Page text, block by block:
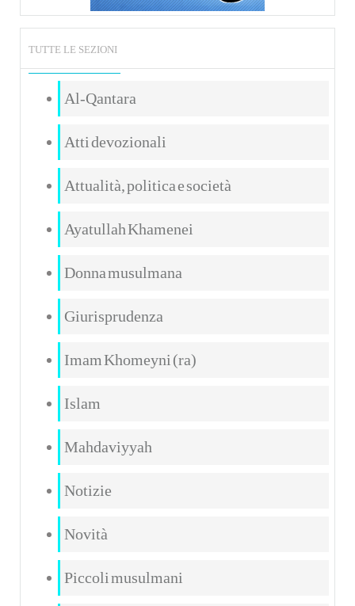
TUTTE LE SEZIONI
Al-Qantara
Atti devozionali
Attualità, politica e società
Ayatullah Khamenei
Donna musulmana
Giurisprudenza
Imam Khomeyni (ra)
Islam
Mahdaviyyah
Notizie
Novità
Piccoli musulmani